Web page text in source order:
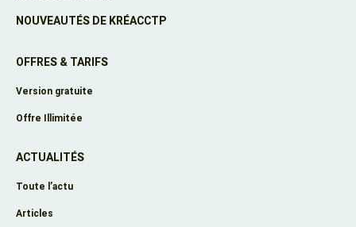
NOUVEAUTÉS DE KRÉACCTP
OFFRES & TARIFS
Version gratuite
Offre Illimitée
ACTUALITÉS
Toute l’actu
Articles